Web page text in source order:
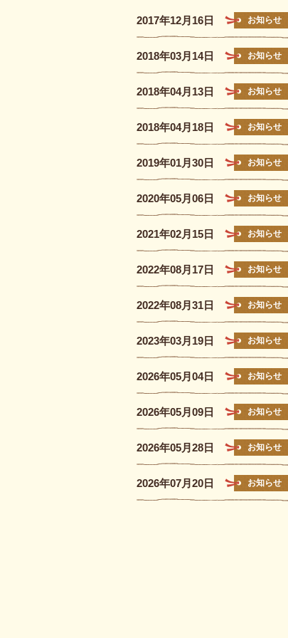
2017年12月16日 お知らせ
2018年03月14日 お知らせ
2018年04月13日 お知らせ
2018年04月18日 お知らせ
2019年01月30日 お知らせ
2020年05月06日 お知らせ
2021年02月15日 お知らせ
2022年08月17日 お知らせ
2022年08月31日 お知らせ
2023年03月19日 お知らせ
2026年05月04日 お知らせ
2026年05月09日 お知らせ
2026年05月28日 お知らせ
2026年07月20日 お知らせ